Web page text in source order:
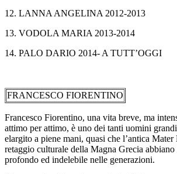
12. LANNA ANGELINA 2012-2013
13. VODOLA MARIA 2013-2014
14. PALO DARIO 2014- A TUTT’OGGI
FRANCESCO FIORENTINO
Francesco Fiorentino, una vita breve, ma
attimo per attimo, è uno dei tanti uomini
elargito a piene mani, quasi che l’antica Mater
retaggio culturale della Magna Grecia abbiano
profondo ed indelebile nelle generazioni.